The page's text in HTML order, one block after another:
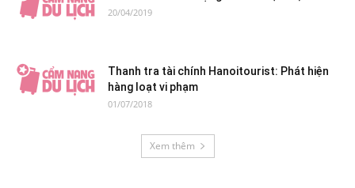
20/04/2019
Thanh tra tài chính Hanoitourist: Phát hiện
hàng loạt vi phạm
01/07/2018
Xem thêm